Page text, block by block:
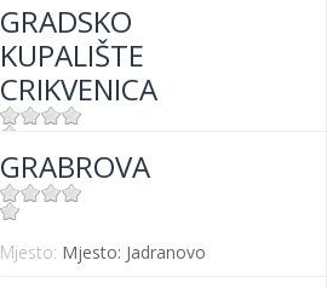
GRADSKO
KUPALIŠTE
CRIKVENICA
Mjesto:Mjesto: Crikvenica
GRABROVA
Mjesto: Mjesto: Jadranovo